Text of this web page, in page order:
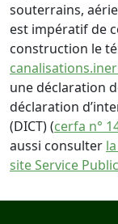
souterrains,
est impératif de
construction le
une déclaration
déclaration
(DICT) (cerfa n°
aussi consulter
site Service Public